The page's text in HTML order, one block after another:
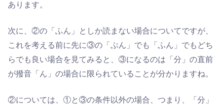
あります。
次に、②の「ふん」としか読まない場合についてですが、
これを考える前に先に③の「ぷん」でも「ふん」でもどち
らでも良い場合を見てみると、③になるのは「分」の直前
が撥音「ん」の場合に限られていることが分かりますね。
②については、①と③の条件以外の場合、つまり、「分」